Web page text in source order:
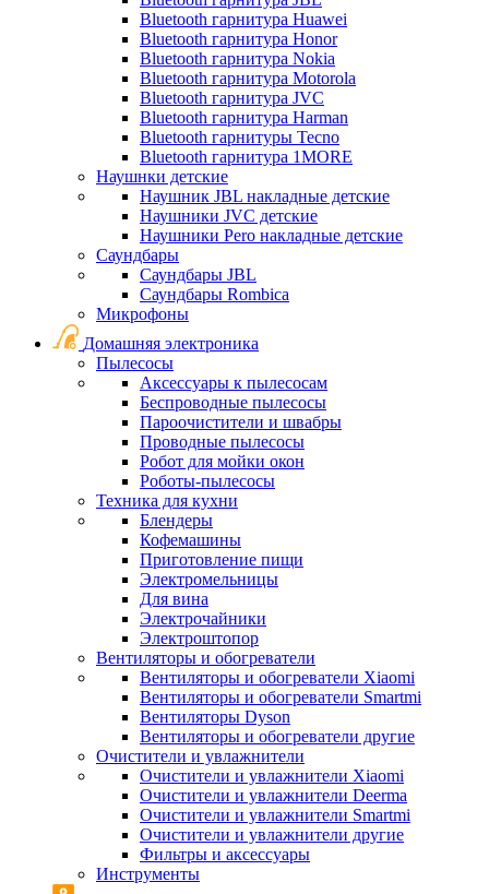
Bluetooth гарнитура Huawei
Bluetooth гарнитура Honor
Bluetooth гарнитура Nokia
Bluetooth гарнитура Motorola
Bluetooth гарнитура JVC
Bluetooth гарнитура Harman
Bluetooth гарнитуры Tecno
Bluetooth гарнитура 1MORE
Наушнки детские
Наушник JBL накладные детские
Наушники JVC детские
Наушники Pero накладные детские
Саундбары
Саундбары JBL
Саундбары Rombica
Микрофоны
Домашняя электроника
Пылесосы
Аксессуары к пылесосам
Беспроводные пылесосы
Пароочистители и швабры
Проводные пылесосы
Робот для мойки окон
Роботы-пылесосы
Техника для кухни
Блендеры
Кофемашины
Приготовление пищи
Электромельницы
Для вина
Электрочайники
Электроштопор
Вентиляторы и обогреватели
Вентиляторы и обогреватели Xiaomi
Вентиляторы и обогреватели Smartmi
Вентиляторы Dyson
Вентиляторы и обогреватели другие
Очистители и увлажнители
Очистители и увлажнители Xiaomi
Очистители и увлажнители Deerma
Очистители и увлажнители Smartmi
Очистители и увлажнители другие
Фильтры и аксессуары
Инструменты